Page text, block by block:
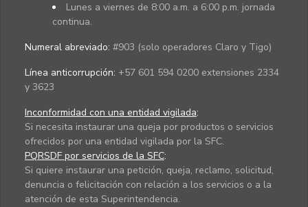
Lunes a viernes de 8:00 a.m. a 6:00 p.m. jornada
continua.
Numeral abreviado: #903 (solo operadores Claro y Tigo)
Línea anticorrupción: +57 601 594 0200 extensiones 2334
y 3623
Inconformidad con una entidad vigilada:
Si necesita instaurar una queja por productos o servicios
ofrecidos por una entidad vigilada por la SFC.
PQRSDF por servicios de la SFC:
Si quiere instaurar una petición, queja, reclamo, solicitud,
denuncia o felicitación con relación a los servicios o a la
atención de esta Superintendencia.